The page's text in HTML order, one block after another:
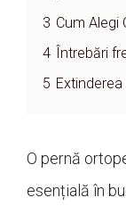
3 Cum Alegi
4
Întrebări
5
O pernă
esențială în